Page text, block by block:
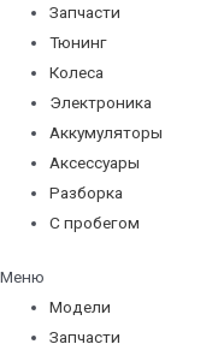
Запчасти
Тюнинг
Колеса
Электроника
Аккумуляторы
Аксессуары
Разборка
С пробегом
Меню
Модели
Запчасти